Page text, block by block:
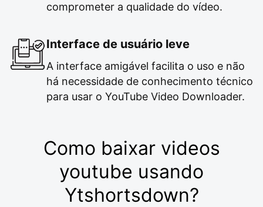
comprometer a qualidade do vídeo.
Interface de usuário leve
A interface amigável facilita o uso e não
há necessidade de conhecimento técnico
para usar o YouTube Video Downloader.
Como baixar videos
youtube usando
Ytshortsdown?